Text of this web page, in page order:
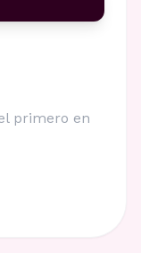
primero en